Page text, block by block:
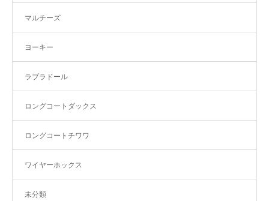
マルチーズ
ヨーキー
ラブラドール
ロングコートダックス
ロングコートチワワ
ワイヤーホックス
未分類